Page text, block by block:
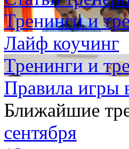
Тренинги и
Лайф коучинг
Тренинги и
Правила
Ближайшие
сентября